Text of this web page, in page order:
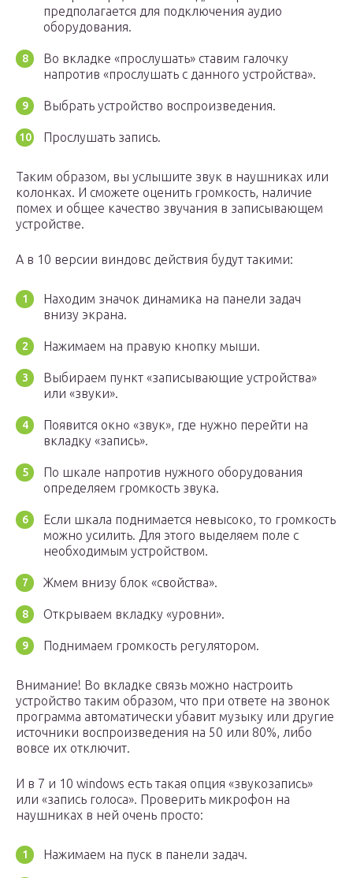
предполагается для подключения аудио
оборудования.
Во вкладке «прослушать» ставим галочку
напротив «прослушать с данного устройства».
Выбрать устройство воспроизведения.
Прослушать запись.
Таким образом, вы услышите звук в наушниках или
колонках. И сможете оценить громкость, наличие
помех и общее качество звучания в записывающем
устройстве.
А в 10 версии виндовс действия будут такими:
Находим значок динамика на панели задач
внизу экрана.
Нажимаем на правую кнопку мыши.
Выбираем пункт «записывающие устройства»
или «звуки».
Появится окно «звук», где нужно перейти на
вкладку «запись».
По шкале напротив нужного оборудования
определяем громкость звука.
Если шкала поднимается невысоко, то громкость
можно усилить. Для этого выделяем поле с
необходимым устройством.
Жмем внизу блок «свойства».
Открываем вкладку «уровни».
Поднимаем громкость регулятором.
Внимание! Во вкладке связь можно настроить
устройство таким образом, что при ответе на звонок
программа автоматически убавит музыку или другие
источники воспроизведения на 50 или 80%, либо
вовсе их отключит.
И в 7 и 10 windows есть такая опция «звукозапись»
или «запись голоса». Проверить микрофон на
наушниках в ней очень просто:
Нажимаем на пуск в панели задач.